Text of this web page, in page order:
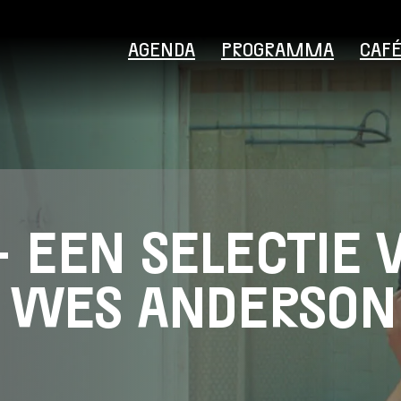
AGENDA PROGRAMMA
Bezoekersinformatie
SELECTIE
ANDERSON